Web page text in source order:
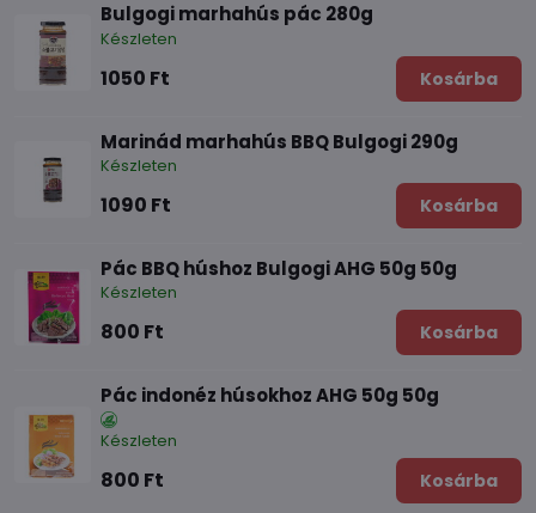
Bulgogi marhahús pác 280g
Készleten
1050 Ft Kosárba
Marinád marhahús BBQ Bulgogi 290g
Készleten
1090 Ft Kosárba
Pác BBQ húshoz Bulgogi AHG 50g 50g
Készleten
800 Ft Kosárba
Pác indonéz húsokhoz AHG 50g 50g
Készleten
800 Ft Kosárba